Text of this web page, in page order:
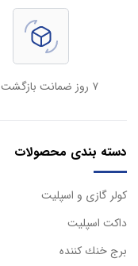
۷ روز ضمانت بازگشت کالا
دسته بندی محصولات
كولر گازی و اسپليت
داكت اسپليت
برج خنك كننده